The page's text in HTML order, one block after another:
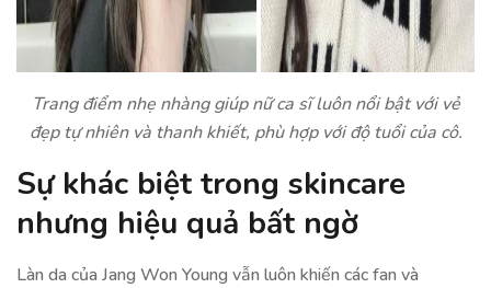
Trang điểm nhẹ nhàng giúp nữ ca sĩ luôn nổi bật với vẻ
đẹp tự nhiên và thanh khiết, phù hợp với độ tuổi của cô.
Sự khác biệt trong skincare
nhưng hiệu quả bất ngờ
Làn da của Jang Won Young vẫn luôn khiến các fan và